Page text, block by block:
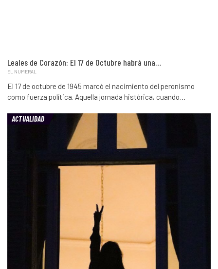
Leales de Corazón: El 17 de Octubre habrá una…
EL NUMERAL
El 17 de octubre de 1945 marcó el nacimiento del peronismo
como fuerza política. Aquella jornada histórica, cuando…
ACTUALIDAD